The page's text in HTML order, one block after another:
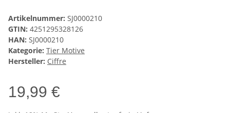
Artikelnummer: SJ0000210
GTIN: 4251295328126
HAN: SJ0000210
Kategorie: Tier Motive
Hersteller: Ciffre
19,99 €